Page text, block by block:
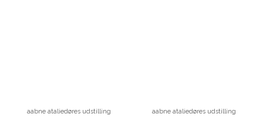
aabne ataliedøres udstilling aabne ataliedøres udstilling